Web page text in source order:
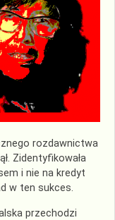
rozdawnictwa
Zidentyfikowała
i nie na kredyt
w ten sukces.
przechodzi